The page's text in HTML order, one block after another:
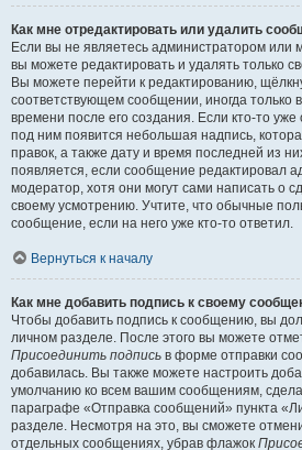
Как мне отредактировать или удалить
Если вы не являетесь администратором
вы можете редактировать и удалять только
Вы можете перейти к редактированию,
соответствующем сообщении, иногда только
времени после его создания. Если кто-то
под ним появится небольшая надпись,
правок, а также дату и время последней из
появляется, если сообщение редактировал
модератор, хотя они могут сами написать о
своему усмотрению. Учтите, что обычные
сообщение, если на него уже кто-то ответил.
Вернуться к началу
Как мне добавить подпись к своему
Чтобы добавить подпись к сообщению, вы
личном разделе. После этого вы можете
Присоединить подпись в форме отправки
добавилась. Вы также можете настроить
умолчанию ко всем вашим сообщениям,
параграфе «Отправка сообщений» пункта
разделе. Несмотря на это, вы сможете
отдельных сообщениях, убрав флажок